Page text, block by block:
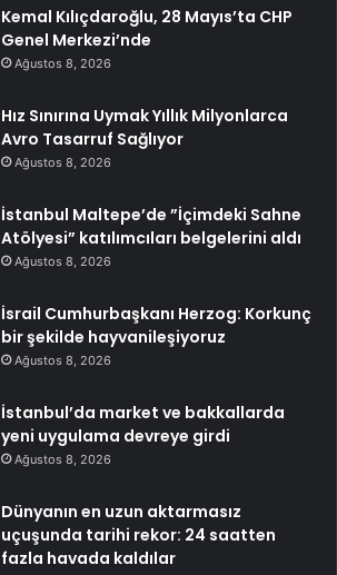
Kemal Kılıçdaroğlu, 28 Mayıs’ta CHP
Genel Merkezi’nde
Ağustos 8, 2026
Hız Sınırına Uymak Yıllık Milyonlarca
Avro Tasarruf Sağlıyor
Ağustos 8, 2026
İstanbul Maltepe’de ”İçimdeki Sahne
Atölyesi” katılımcıları belgelerini aldı
Ağustos 8, 2026
İsrail Cumhurbaşkanı Herzog: Korkunç
bir şekilde hayvanileşiyoruz
Ağustos 8, 2026
İstanbul’da market ve bakkallarda
yeni uygulama devreye girdi
Ağustos 8, 2026
Dünyanın en uzun aktarmasız
uçuşunda tarihi rekor: 24 saatten
fazla havada kaldılar